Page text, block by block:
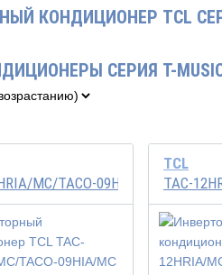
КОНДИЦИОНЕР TCL
СЕРИЯ T-
MC/TACO-09HIA/MC
TCL
TAC-
Инвертор